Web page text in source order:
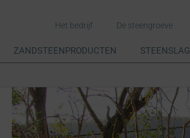
Het bedrijf De steengroeve
ZANDSTEENPRODUCTEN STEENSLAG